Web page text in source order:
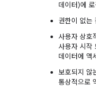
데이터)에
권한이 없는
사용자 상호
사용자 시작
데이터에 액
보호되지 않
통상적으로